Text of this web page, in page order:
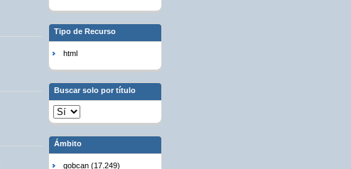
Tipo de Recurso
html
Buscar solo por título
Ámbito
gobcan (17.249)